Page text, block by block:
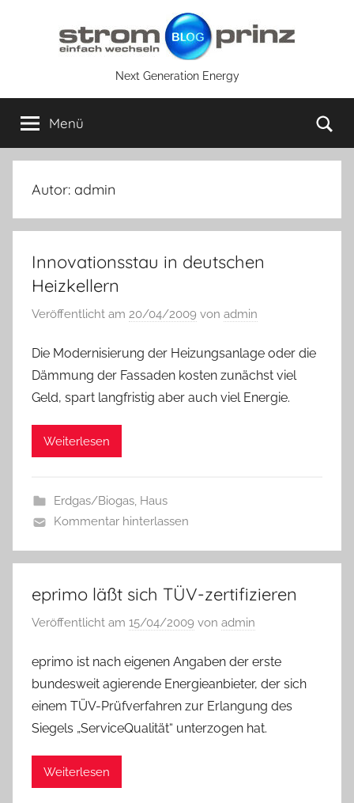
Next Generation Energy
Menü
Autor: admin
Innovationsstau in deutschen
Heizkellern
Veröffentlicht am 20/04/2009 von admin
Die Modernisierung der Heizungsanlage oder die
Dämmung der Fassaden kosten zunächst viel
Geld, spart langfristig aber auch viel Energie.
Weiterlesen
Erdgas/Biogas, Haus
Kommentar hinterlassen
eprimo läßt sich TÜV-zertifizieren
Veröffentlicht am 15/04/2009 von admin
eprimo ist nach eigenen Angaben der erste
bundesweit agierende Energieanbieter, der sich
einem TÜV-Prüfverfahren zur Erlangung des
Siegels „ServiceQualität“ unterzogen hat.
Weiterlesen